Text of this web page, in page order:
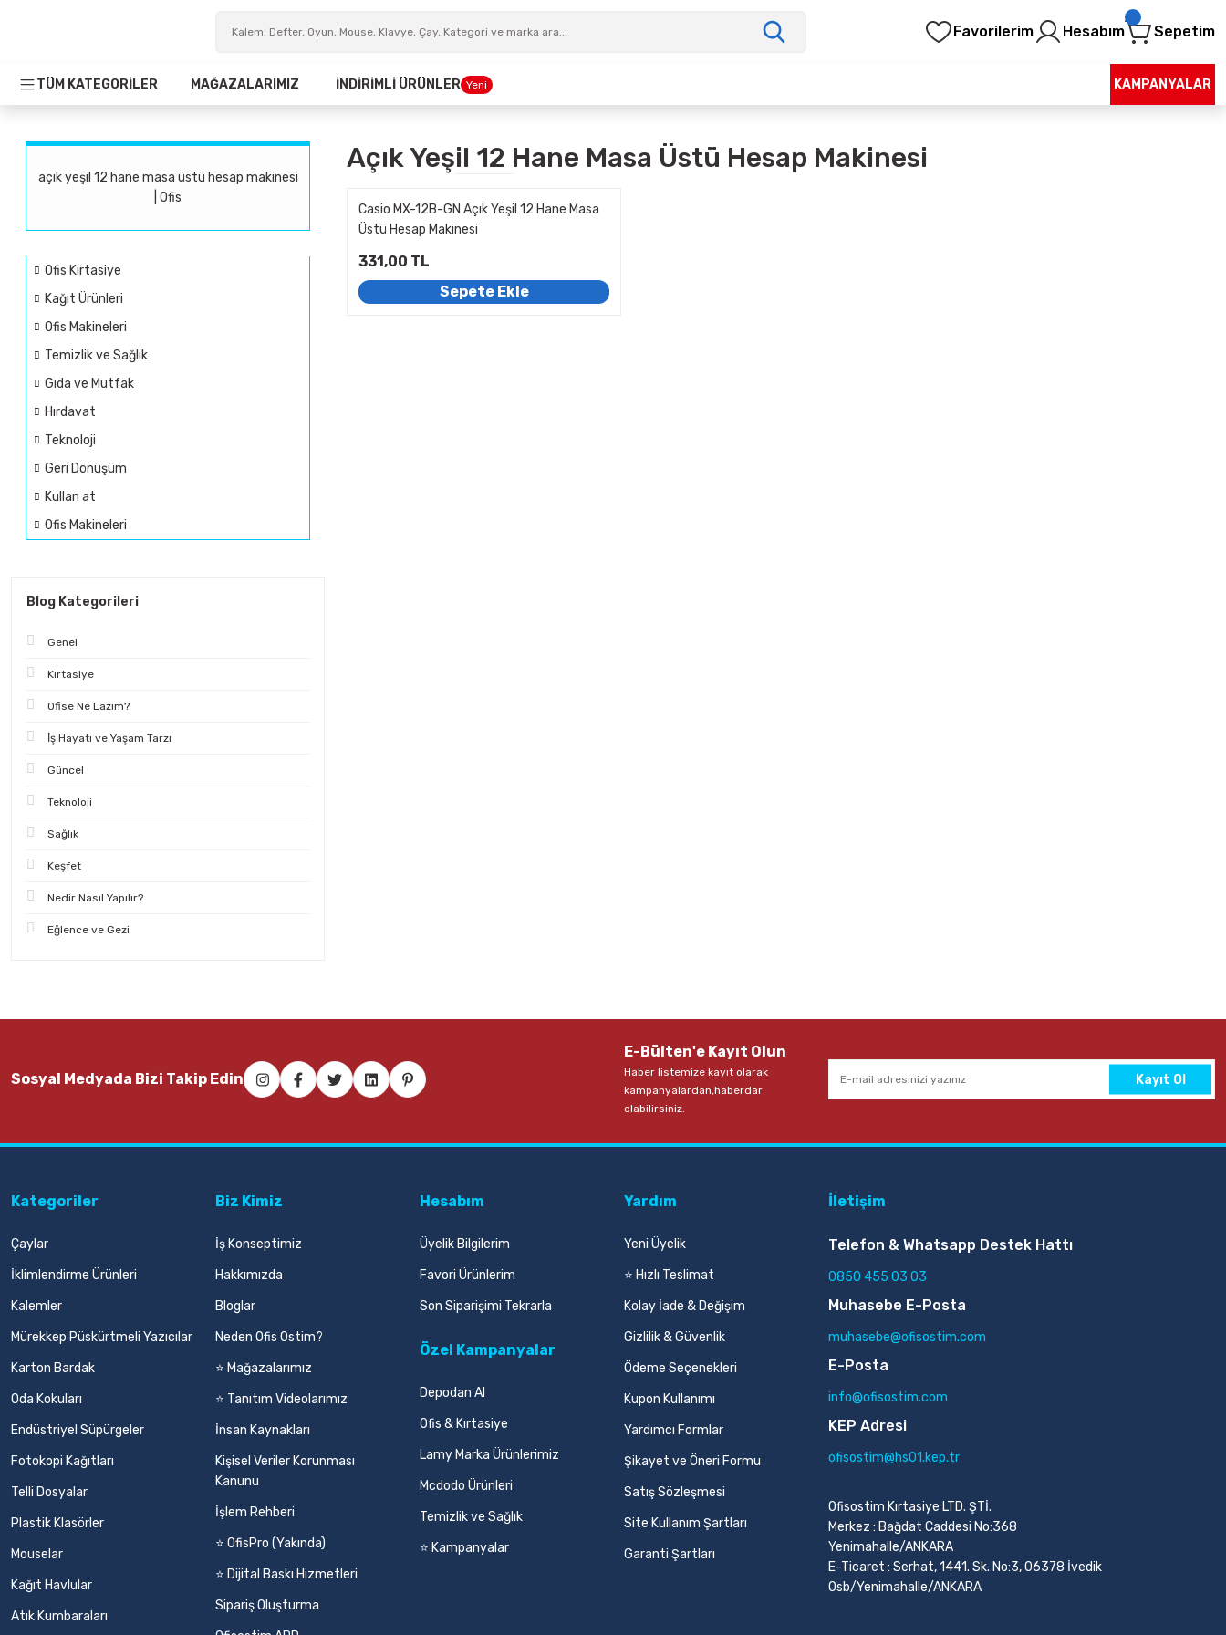
Favorilerim Hesabım Sepetim
TÜM KATEGORİLER MAĞAZALARIMIZ İNDİRİMLİ ÜRÜNLER Yeni KAMPANYALAR
açık yeşil 12 hane masa üstü hesap makinesi
| Ofis
Ofis Kırtasiye
Kağıt Ürünleri
Ofis Makineleri
Temizlik ve Sağlık
Gıda ve Mutfak
Hırdavat
Teknoloji
Geri Dönüşüm
Kullan at
Ofis Makineleri
Blog Kategorileri
Genel
Kırtasiye
Ofise Ne Lazım?
İş Hayatı ve Yaşam Tarzı
Güncel
Teknoloji
Sağlık
Keşfet
Nedir Nasıl Yapılır?
Eğlence ve Gezi
Açık Yeşil 12 Hane Masa Üstü Hesap Makinesi
Casio MX-12B-GN Açık Yeşil 12 Hane Masa
Üstü Hesap Makinesi
331,00 TL
Sepete Ekle
Sosyal Medyada Bizi Takip Edin
E-Bülten'e Kayıt Olun
Haber listemize kayıt olarak
kampanyalardan,haberdar
olabilirsiniz.
Kayıt Ol
Kategoriler
Çaylar
İklimlendirme Ürünleri
Kalemler
Mürekkep Püskürtmeli Yazıcılar
Karton Bardak
Oda Kokuları
Endüstriyel Süpürgeler
Fotokopi Kağıtları
Telli Dosyalar
Plastik Klasörler
Mouselar
Kağıt Havlular
Atık Kumbaraları
Biz Kimiz
İş Konseptimiz
Hakkımızda
Bloglar
Neden Ofis Ostim?
⭐ Mağazalarımız
⭐ Tanıtım Videolarımız
İnsan Kaynakları
Kişisel Veriler Korunması
Kanunu
İşlem Rehberi
⭐ OfisPro (Yakında)
⭐ Dijital Baskı Hizmetleri
Sipariş Oluşturma
Hesabım
Üyelik Bilgilerim
Favori Ürünlerim
Son Siparişimi Tekrarla
Özel Kampanyalar
Depodan Al
Ofis & Kırtasiye
Lamy Marka Ürünlerimiz
Mcdodo Ürünleri
Temizlik ve Sağlık
⭐ Kampanyalar
Yardım
Yeni Üyelik
⭐ Hızlı Teslimat
Kolay İade & Değişim
Gizlilik & Güvenlik
Ödeme Seçenekleri
Kupon Kullanımı
Yardımcı Formlar
Şikayet ve Öneri Formu
Satış Sözleşmesi
Site Kullanım Şartları
Garanti Şartları
İletişim
Telefon & Whatsapp Destek Hattı
0850 455 03 03
Muhasebe E-Posta
muhasebe@ofisostim.com
E-Posta
info@ofisostim.com
KEP Adresi
ofisostim@hs01.kep.tr
Ofisostim Kırtasiye LTD. ŞTİ.
Merkez : Bağdat Caddesi No:368
Yenimahalle/ANKARA
E-Ticaret : Serhat, 1441. Sk. No:3, 06378 İvedik
Osb/Yenimahalle/ANKARA